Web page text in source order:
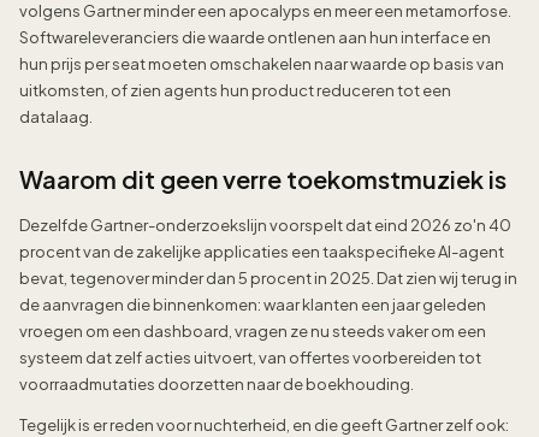
volgens Gartner minder een apocalyps en meer een metamorfose.
Softwareleveranciers die waarde ontlenen aan hun interface en
hun prijs per seat moeten omschakelen naar waarde op basis van
uitkomsten, of zien agents hun product reduceren tot een
datalaag.
Waarom dit geen verre toekomstmuziek is
Dezelfde Gartner-onderzoekslijn voorspelt dat eind 2026 zo'n 40
procent van de zakelijke applicaties een taakspecifieke AI-agent
bevat, tegenover minder dan 5 procent in 2025. Dat zien wij terug in
de aanvragen die binnenkomen: waar klanten een jaar geleden
vroegen om een dashboard, vragen ze nu steeds vaker om een
systeem dat zelf acties uitvoert, van offertes voorbereiden tot
voorraadmutaties doorzetten naar de boekhouding.
Tegelijk is er reden voor nuchterheid, en die geeft Gartner zelf ook: